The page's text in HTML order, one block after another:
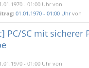
- 01:00 Uhr von
01.01.1970 - 01:00 Uhrvon
PC/SC mit sicherer
- 01:00 Uhr von